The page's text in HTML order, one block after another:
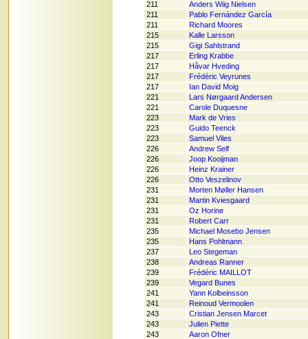
211
Anders Wiig Nielsen
211
Pablo Fernández García
211
Richard Moores
215
Kalle Larsson
215
Gigi Sahlstrand
217
Erling Krabbe
217
Håvar Hveding
217
Frédéric Veyrunes
217
Ian David Moig
221
Lars Nørgaard Andersen
221
Carole Duquesne
223
Mark de Vries
223
Guido Teenck
223
Samuel Viles
226
Andrew Self
226
Joop Kooijman
226
Heinz Krainer
226
Otto Veszelinov
231
Morten Møller Hansen
231
Martin Kviesgaard
231
Oz Horine
231
Robert Carr
235
Michael Mosebo Jensen
235
Hans Pohlmann
237
Leo Stegeman
238
Andreas Ranner
239
Frédéric MAILLOT
239
Vegard Bunes
241
Yann Kolbeinsson
241
Reinoud Vermoolen
243
Cristian Jensen Marcet
243
Julien Piette
243
Aaron Ofner